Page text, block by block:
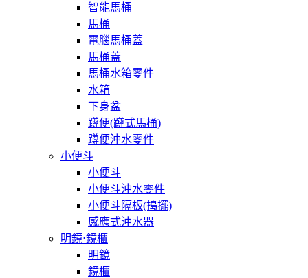
智能馬桶
馬桶
電腦馬桶蓋
馬桶蓋
馬桶水箱零件
水箱
下身盆
蹲便(蹲式馬桶)
蹲便沖水零件
小便斗
小便斗
小便斗沖水零件
小便斗隔板(搗擺)
感應式沖水器
明鏡⋅鏡櫃
明鏡
鏡櫃